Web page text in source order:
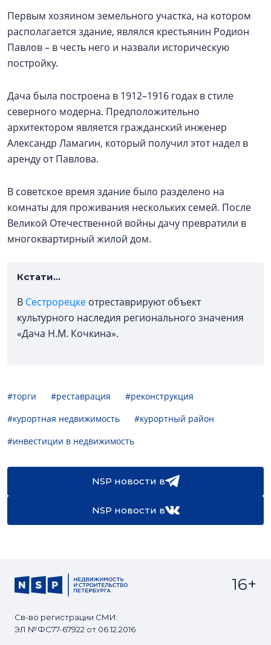
Первым хозяином земельного участка, на котором
располагается здание, являлся крестьянин Родион
Павлов – в честь него и назвали историческую
постройку.
Дача была построена в 1912–1916 годах в стиле
северного модерна. Предположительно
архитектором является гражданский инженер
Александр Ламагин, который получил этот надел в
аренду от Павлова.
В советское время здание было разделено на
комнаты для проживания нескольких семей. После
Великой Отечественной войны дачу превратили в
многоквартирный жилой дом.
Кстати...
В Сестрорецке отреставрируют объект
культурного наследия регионального значения
«Дача Н.М. Кочкина».
#торги #реставрация
#реконструкция
#курортная недвижимость
#курортный район
#инвестиции в недвижимость
NSP новости в
NSP новости в
Св-во регистрации СМИ:
ЭЛ №ФС77-67922 от 06.12.2016
16+